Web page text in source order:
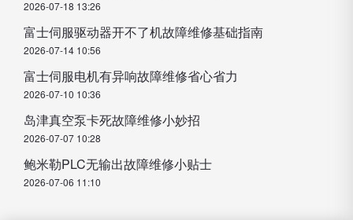
2026-07-18 13:26
富士伺服驱动器开不了机故障维修基础指南
2026-07-14 10:56
富士伺服电机有异响故障维修省心省力
2026-07-10 10:36
岛津真空泵卡死故障维修小妙招
2026-07-07 10:28
鲍米勒PLC无输出故障维修小贴士
2026-07-06 11:10